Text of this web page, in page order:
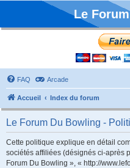
Le
FAQ Arcade
Accueil Index du forum
Le Forum Du Bowling -
Cette politique explique en détail
sociétés affiliées (désignés ci-après
Forum Du Bowling », « http://